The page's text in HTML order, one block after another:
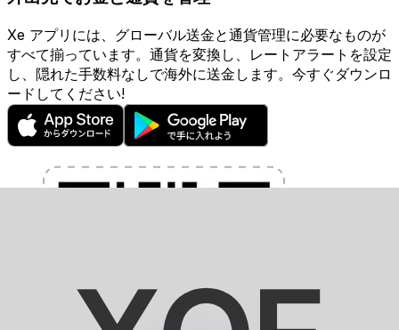
Xe アプリには、グローバル送金と通貨管理に必要なものが
すべて揃っています。通貨を変換し、レートアラートを設定
し、隠れた手数料なしで海外に送金します。今すぐダウンロ
ードしてください!